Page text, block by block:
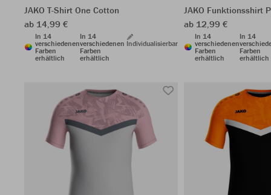
JAKO T-Shirt One Cotton
ab 14,99 €
In 14
verschiedenen
Farben
erhältlich
In 14
verschiedenen
Farben
erhältlich
Individualisierbar
JAKO Funktionsshirt
ab 12,99 €
In 14
verschiedenen
Farben
erhältlich
In 14
Farben
erhältlich